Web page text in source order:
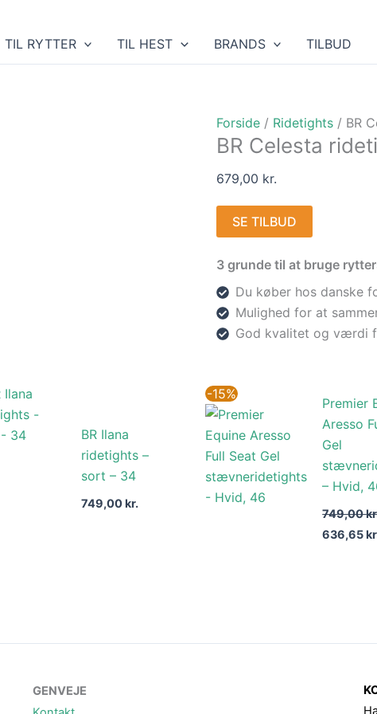
TIL RYTTER TIL HEST BRANDS TILBUD
Forside / Ridetights / BR
BR Celesta
679,00 kr.
SE TILBUD
3 grunde til at bruge
Du køber hos danske
Mulighed for at
God kvalitet og værdi
BR Ilana
ridetights –
sort – 34
749,00kr.
-15%
Premier
Aresso
Gel
– Hvid,
749,00
pris
var:
749,00 kr..
636,65
GENVEJE